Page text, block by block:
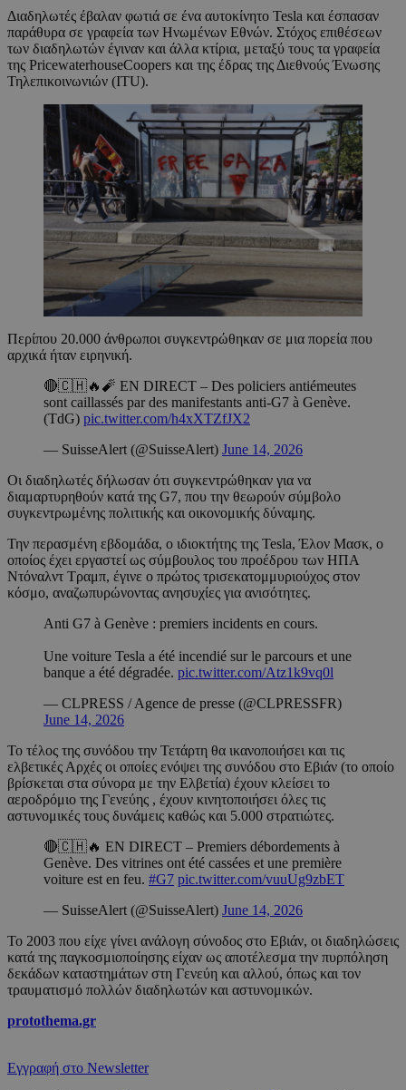
Διαδηλωτές έβαλαν φωτιά σε ένα αυτοκίνητο Tesla και έσπασαν
παράθυρα σε γραφεία των Ηνωμένων Εθνών. Στόχος επιθέσεων
των διαδηλωτών έγιναν και άλλα κτίρια, μεταξύ τους τα γραφεία
της PricewaterhouseCoopers και της έδρας της Διεθνούς Ένωσης
Τηλεπικοινωνιών (ITU).
Περίπου 20.000 άνθρωποι συγκεντρώθηκαν σε μια πορεία που
αρχικά ήταν ειρηνική.
🔴🇨🇭🔥🧨 EN DIRECT – Des policiers antiémeutes
sont caillassés par des manifestants anti-G7 à Genève.
(TdG) pic.twitter.com/h4xXTZfJX2
— SuisseAlert (@SuisseAlert) June 14, 2026
Οι διαδηλωτές δήλωσαν ότι συγκεντρώθηκαν για να
διαμαρτυρηθούν κατά της G7, που την θεωρούν σύμβολο
συγκεντρωμένης πολιτικής και οικονομικής δύναμης.
Την περασμένη εβδομάδα, ο ιδιοκτήτης της Tesla, Έλον Μασκ, ο
οποίος έχει εργαστεί ως σύμβουλος του προέδρου των ΗΠΑ
Ντόναλντ Τραμπ, έγινε ο πρώτος τρισεκατομμυριούχος στον
κόσμο, αναζωπυρώνοντας ανησυχίες για ανισότητες.
Anti G7 à Genève : premiers incidents en cours.
Une voiture Tesla a été incendié sur le parcours et une
banque a été dégradée. pic.twitter.com/Atz1k9vq0l
— CLPRESS / Agence de presse (@CLPRESSFR)
June 14, 2026
Το τέλος της συνόδου την Τετάρτη θα ικανοποιήσει και τις
ελβετικές Αρχές οι οποίες ενόψει της συνόδου στο Εβιάν (το οποίο
βρίσκεται στα σύνορα με την Ελβετία) έχουν κλείσει το
αεροδρόμιο της Γενεύης , έχουν κινητοποιήσει όλες τις
αστυνομικές τους δυνάμεις καθώς και 5.000 στρατιώτες.
🔴🇨🇭🔥 EN DIRECT – Premiers débordements à
Genève. Des vitrines ont été cassées et une première
voiture est en feu. #G7 pic.twitter.com/vuuUg9zbET
— SuisseAlert (@SuisseAlert) June 14, 2026
Το 2003 που είχε γίνει ανάλογη σύνοδος στο Εβιάν, οι διαδηλώσεις
κατά της παγκοσμιοποίησης είχαν ως αποτέλεσμα την πυρπόληση
δεκάδων καταστημάτων στη Γενεύη και αλλού, όπως και τον
τραυματισμό πολλών διαδηλωτών και αστυνομικών.
protothema.gr
Εγγραφή στο Newsletter